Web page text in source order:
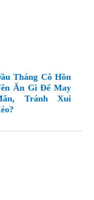
Tháng Cô Hồn
Ăn Gì Để May
Tránh Xui